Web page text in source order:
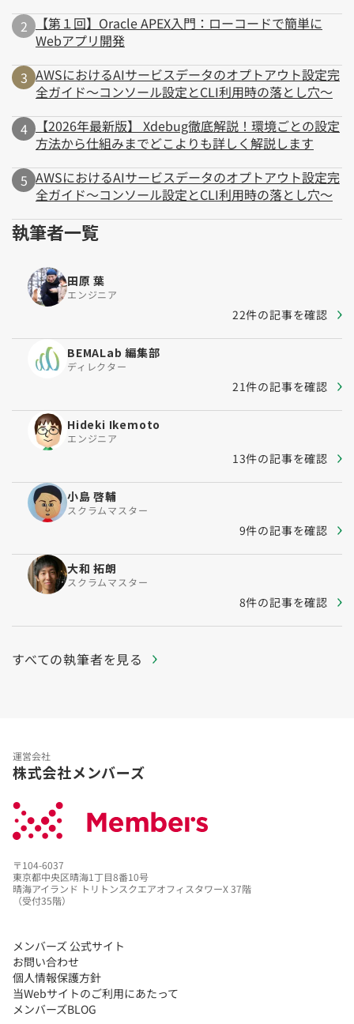
【第１回】Oracle APEX入門：ローコードで簡単に
Webアプリ開発
AWSにおけるAIサービスデータのオプトアウト設定完
全ガイド～コンソール設定とCLI利用時の落とし穴～
【2026年最新版】 Xdebug徹底解説！環境ごとの設定
方法から仕組みまでどこよりも詳しく解説します
AWSにおけるAIサービスデータのオプトアウト設定完
全ガイド～コンソール設定とCLI利用時の落とし穴～
執筆者一覧
田原 葉
エンジニア
22件の記事を確認
BEMALab 編集部
ディレクター
21件の記事を確認
Hideki Ikemoto
エンジニア
13件の記事を確認
小島 啓輔
スクラムマスター
9件の記事を確認
大和 拓朗
スクラムマスター
8件の記事を確認
すべての執筆者を見る
運営会社
株式会社メンバーズ
〒104-6037
東京都中央区晴海1丁目8番10号
晴海アイランド トリトンスクエアオフィスタワーX 37階
（受付35階）
メンバーズ 公式サイト
お問い合わせ
個人情報保護方針
当Webサイトのご利用にあたって
メンバーズBLOG